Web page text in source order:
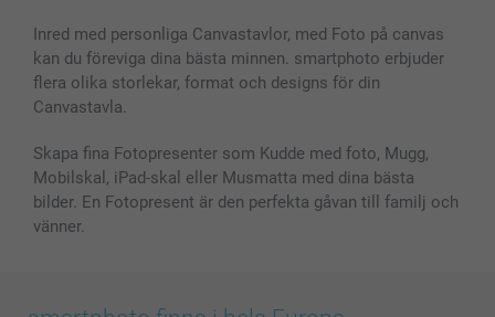
Inred med personliga Canvastavlor, med Foto på canvas
kan du föreviga dina bästa minnen. smartphoto erbjuder
flera olika storlekar, format och designs för din
Canvastavla.
Skapa fina Fotopresenter som Kudde med foto, Mugg,
Mobilskal, iPad-skal eller Musmatta med dina bästa
bilder. En Fotopresent är den perfekta gåvan till familj och
vänner.